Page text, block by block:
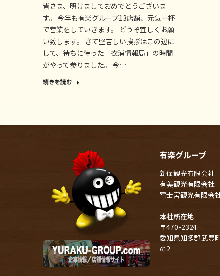
皆さま、明けましておめでとうございま
す。 今年も有楽グループ13店舗、元気一杯
で営業をしていきます。 どうぞ宜しくお願
い致します。 さて堅苦しい挨拶はこの辺に
して、待ちに待った「衣浦情報局」の時間
がやって参りました。 今…
続きを読む
有楽グループ
新保観光有限会社
有美観光有限会社
冨士宮観光有限会
本社所在地
〒470-2324
愛知県知多郡武豊
の2